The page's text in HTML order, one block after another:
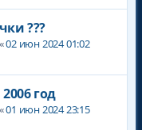
???
02 июн 2024 01:02
год
01 июн 2024 23:15